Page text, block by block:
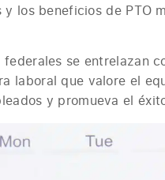
los beneficios de PTO
se entrelazan
laboral que valore el
y promueva el